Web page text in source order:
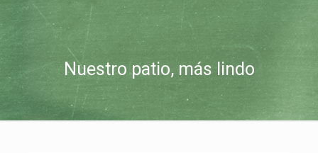
Nuestro patio, más lindo